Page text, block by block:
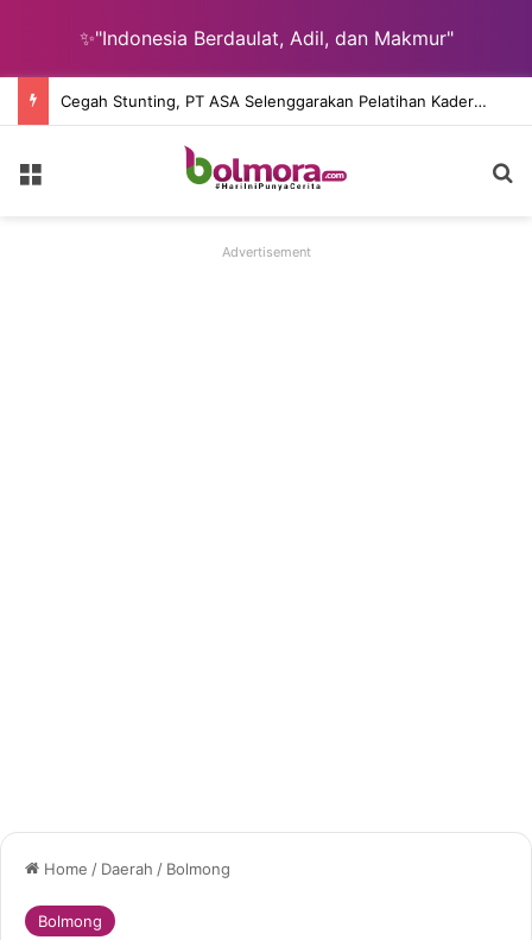
✨"Indonesia Berdaulat, Adil, dan Makmur"
Cegah Stunting, PT ASA Selenggarakan Pelatihan Kader Posyandu Desa Lingkar Tambang
Advertisement
Home / Daerah / Bolmong
Bolmong